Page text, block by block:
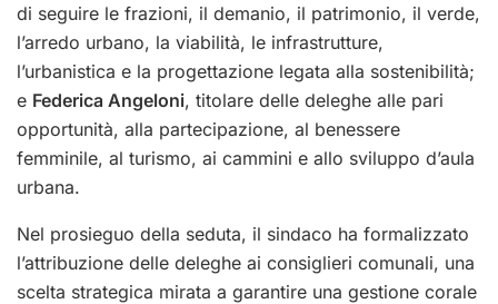
di seguire le frazioni, il demanio, il patrimonio, il verde,
l’arredo urbano, la viabilità, le infrastrutture,
l’urbanistica e la progettazione legata alla sostenibilità;
e Federica Angeloni, titolare delle deleghe alle pari
opportunità, alla partecipazione, al benessere
femminile, al turismo, ai cammini e allo sviluppo d’aula
urbana.
Nel prosieguo della seduta, il sindaco ha formalizzato
l’attribuzione delle deleghe ai consiglieri comunali, una
scelta strategica mirata a garantire una gestione corale